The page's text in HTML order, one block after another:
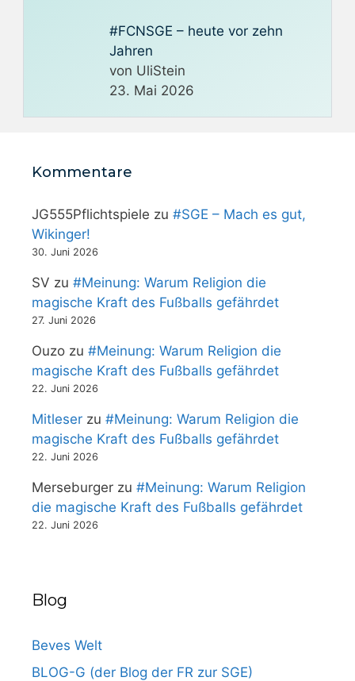
#FCNSGE – heute vor zehn
Jahren
von UliStein
23. Mai 2026
Kommentare
JG555Pflichtspiele zu #SGE – Mach es gut,
Wikinger!
30. Juni 2026
SV zu #Meinung: Warum Religion die
magische Kraft des Fußballs gefährdet
27. Juni 2026
Ouzo zu #Meinung: Warum Religion die
magische Kraft des Fußballs gefährdet
22. Juni 2026
Mitleser zu #Meinung: Warum Religion die
magische Kraft des Fußballs gefährdet
22. Juni 2026
Merseburger zu #Meinung: Warum Religion
die magische Kraft des Fußballs gefährdet
22. Juni 2026
Blog
Beves Welt
BLOG-G (der Blog der FR zur SGE)